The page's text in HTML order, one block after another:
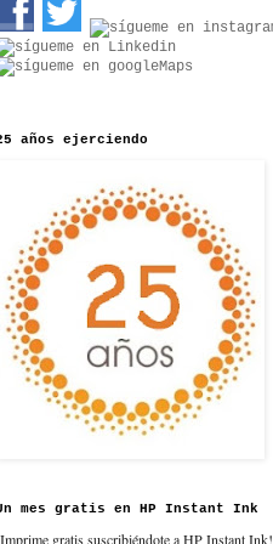
años ejerciendo
mes gratis en HP Instant Ink
gratis suscribiéndote a HP Instant Ink!